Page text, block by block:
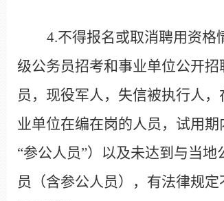
4.不得报名或取消聘用资格
级公务员招考和事业单位公开
员，现役军人，失信被执行人，
业单位在编在岗的人员，试用
“参公人员”）以及未达到与当
员（含参公人员），有法律规